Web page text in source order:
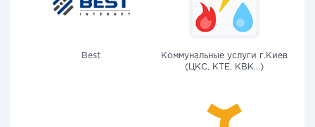
Best
Коммунальные услуги г.Киев
(ЦКС, КТЕ, КВК...)